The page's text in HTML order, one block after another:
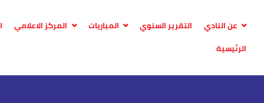
المركز الاعلامي المباريات التقرير السنوي
عن النادي
الرئيسية